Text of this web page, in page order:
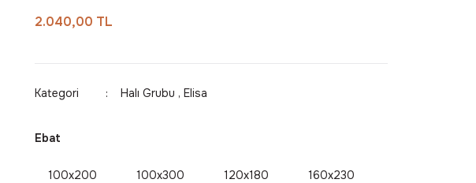
2.040,00 TL
Kategori Halı Grubu , Elisa
Ebat
100x200 100x300 120x180 160x230